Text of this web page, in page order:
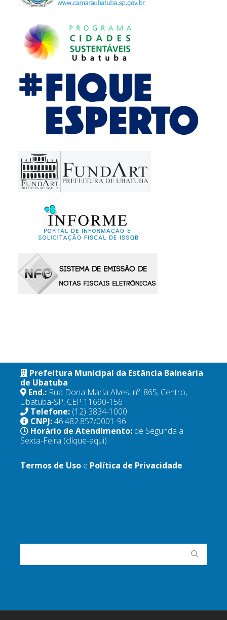
Prefeitura Municipal da Estância Balneária
de Ubatuba
End.: Rua Dona Maria Alves, nº. 865, Centro,
Ubatuba-SP, CEP 11690-156
Telefone: (12) 3834-1000
CNPJ:46.482.857/0001-96
Horário de Atendimento: de Segunda a
Sexta-Feira (clique-aqui)
Termos de Uso e Política de Privacidade